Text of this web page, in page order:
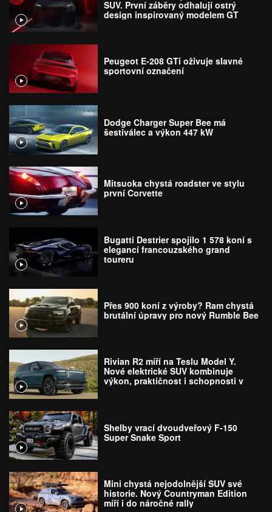
SUV. První záběry odhalují ostrý
design inspirovaný modelem GT
Peugeot E-208 GTi oživuje slavné
sportovní označení
Dodge Charger Super Bee má
šestiválec a výkon 447 kW
Mitsuoka chystá roadster ve stylu
první Corvette
Bugatti Destrier spojilo 1 578 koní s
elegancí francouzského grand
toureru
Přes 900 koní z výroby? Ram chystá
brutální úpravy pro nový Rumble Bee
Rivian R2 míří na Teslu Model Y.
Nové elektrické SUV kombinuje
výkon, praktičnost i schopnosti v
Shelby vrací dvoudveřový F-150
Super Snake Sport
Mini chystá nejodolnější SUV své
historie. Nový Countryman Edition
míří i do náročné rally